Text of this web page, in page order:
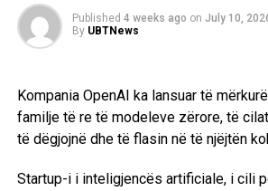
Published 4 weeks ago on July 10,
By UBTNews
Kompania OpenAI ka lansuar të
familje të re të modeleve zërore, të
të dëgjojnë dhe të flasin në të njëjtën
Startup-i i inteligjencës artificiale, i cili